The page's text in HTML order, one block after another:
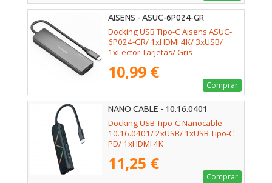
AISENS - ASUC-6P024-GR
Docking USB Tipo-C Aisens ASUC-
6P024-GR/ 1xHDMI 4K/ 3xUSB/
1xLector Tarjetas/ Gris
10,99 €
Comprar
NANO CABLE - 10.16.0401
Docking USB Tipo-C Nanocable
10.16.0401/ 2xUSB/ 1xUSB Tipo-C
PD/ 1xHDMI 4K
11,25 €
Comprar